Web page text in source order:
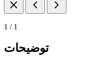
1 / 1
توضیحات